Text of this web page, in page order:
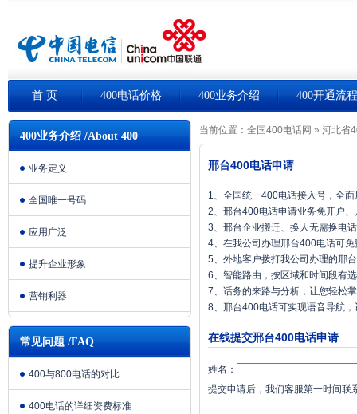
首 页 400电话价格 400业务介绍 400开通流程
400业务介绍 /About 400
业务定义
全国唯一号码
应用广泛
提升企业形象
营销利器
常见问题 /FAQ
400与800电话的对比
400电话的详细资费标准
当前位置： 全国400电话网 » 河北省
邢台400电话申请
1、全国统一400电话接入号，全
2、邢台400电话申请业务免开户
3、邢台企业搬迁、换人无需换电
4、在我公司办理邢台400电话可
5、外地客户拨打我公司办理的邢
6、智能路由，按区域和时间段有
7、话务的来路与分析，让您轻松
8、邢台400电话可实现语音导航
在线提交邢台400电话申请
姓名：
提交申请后，我们客服第一时间联